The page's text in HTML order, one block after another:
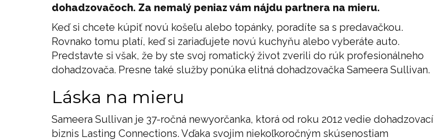
dohadzovačoch. Za nemalý peniaz vám nájdu partnera na mieru.
Keď si chcete kúpiť novú košeľu alebo topánky, poradíte sa s predavačkou.
Rovnako tomu platí, keď si zariaďujete novú kuchyňu alebo vyberáte auto.
Predstavte si však, že by ste svoj romatický život zverili do rúk profesionálneho
dohadzovača. Presne také služby ponúka elitná dohadzovačka Sameera Sullivan.
Láska na mieru
Sameera Sullivan je 37-ročná newyorčanka, ktorá od roku 2012 vedie dohadzovací
biznis Lasting Connections. Vďaka svojim niekoľkoročným skúsenostiam